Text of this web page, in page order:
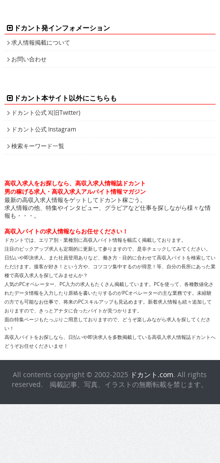
ドカント発インフォメーション
求人情報掲載について
お問い合わせ
ドカント本サイト以外にこちらも
ドカント公式 X(旧Twitter)
ドカント公式 Instagram
検索キーワード一覧
高収入求人をお探しなら、高収入求人情報誌ドカント
男の稼げる求人・高収入求人アルバイト情報マガジン
最新の高収入求人情報をゲットしてドカント稼ごう。
求人情報の他、特集やインタビュー、グラビアなど仕事を探しながら様々な情
報も・・・。
高収入バイトの求人情報ならお任せください！
ドカントでは、エリア別・業種別に高収入バイト情報を幅広く掲載しております。
注目のピックアップ求人も定期的に更新して参りますので、是非チェックしてみてください。
日払いや即決求人、また社員登用ありなど、働き方・目的に合わせて高収入バイトを検索してい
ただけます。接客が好き！という方や、コツコツ集中するのが得意！等、自分の長所にあった業
種で高収入求人を探してみませんか？
人気のPCオペレーター、PC入力の求人もたくさん掲載しています。PCを使って、各種数値化さ
れたデータ情報を入力したり原稿を書いたりするのがPCオペレーターの主な業務です。未経験
の方でも可能なお仕事で、将来のPCスキルアップも見込めます。新着求人情報も続々追加して
おりますので、きっとアナタに合ったバイトが見つかります。
面白特集ページもたっぷりご用意しておりますので、どうぞ楽しみながら求人を探してくださ
い！
高収入バイトをお探しなら、日払いや即決求人を多数掲載している高収入求人情報誌ドカントへ
どうぞお任せくださいませ！
All contents copyright © 2002-2025 ドカント.com. All rights
reserved. 掲載記事、写真、イラストの無断転載を禁じます。